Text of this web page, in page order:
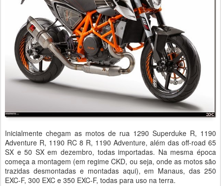
Inicialmente chegam as motos de rua 1290 Superduke R, 1190
Adventure R, 1190 RC 8 R, 1190 Adventure, além das off-road 65
SX e 50 SX em dezembro, todas importadas. Na mesma época
começa a montagem (em regime CKD, ou seja, onde as motos são
trazidas desmontadas e montadas aqui), em Manaus, das 250
EXC-F, 300 EXC e 350 EXC-F, todas para uso na terra.